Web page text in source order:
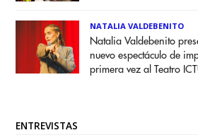
NATALIA VALDEBENITO
Natalia Valdebenito
nuevo espectáculo de
primera vez al Teatro
ENTREVISTAS